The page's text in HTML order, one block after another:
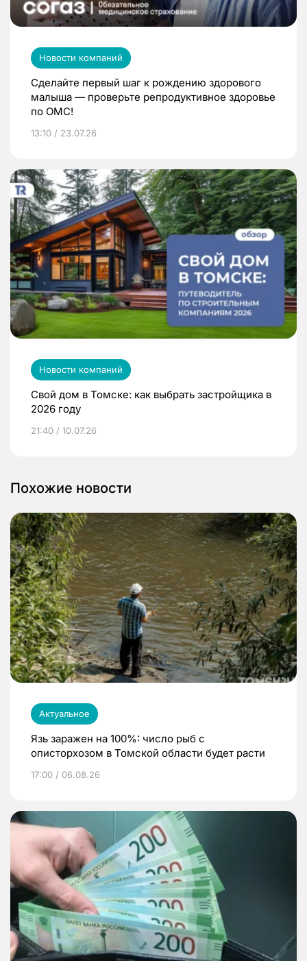
Новости компаний
Сделайте первый шаг к рождению здорового
малыша — проверьте репродуктивное здоровье
по ОМС!
13:10 / 23.07.26
Новости компаний
Свой дом в Томске: как выбрать застройщика в
2026 году
21:40 / 10.07.26
Похожие новости
Актуальное
Язь заражен на 100%: число рыб с
описторхозом в Томской области будет расти
17:00 / 06.08.26